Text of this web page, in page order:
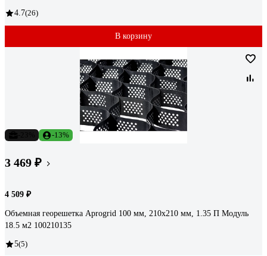
4.7(26)
В корзину
-13%
3 469 ₽
4 509 ₽
Объемная георешетка Aprogrid 100 мм, 210x210 мм, 1.35 П Модуль
18.5 м2 100210135
5(5)